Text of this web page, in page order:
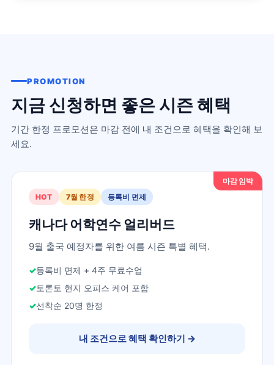
PROMOTION
지금 신청하면 좋은 시즌 혜택
기간 한정 프로모션은 마감 전에 내 조건으로 혜택을 확인해 보
세요.
마감 임박
HOT
7월 한정 등록비 면제
캐나다 어학연수 얼리버드
9월 출국 예정자를 위한 여름 시즌 특별 혜택.
등록비 면제 + 4주 무료수업
토론토 현지 오피스 케어 포함
선착순 20명 한정
내 조건으로 혜택 확인하기 →